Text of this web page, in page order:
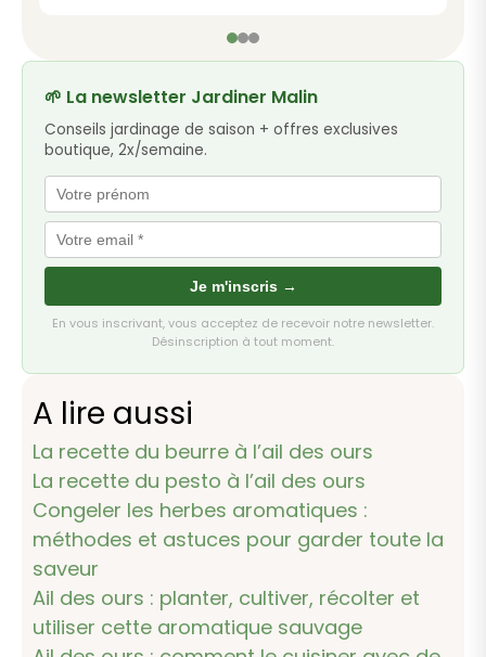
🌱 La newsletter Jardiner Malin
Conseils jardinage de saison + offres exclusives
boutique, 2x/semaine.
Je m'inscris →
En vous inscrivant, vous acceptez de recevoir notre newsletter.
Désinscription à tout moment.
A lire aussi
La recette du beurre à l’ail des ours
La recette du pesto à l’ail des ours
Congeler les herbes aromatiques :
méthodes et astuces pour garder toute la
saveur
Ail des ours : planter, cultiver, récolter et
utiliser cette aromatique sauvage